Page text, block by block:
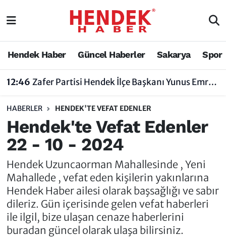
Hendek Haber Güncel Haberler Sakarya Spor
12:46 Zafer Partisi Hendek İlçe Başkanı Yunus Emre Uzun'dan Tartışma Yaratan Açıklamaya Tepki
HABERLER HENDEK'TE VEFAT EDENLER
Hendek'te Vefat Edenler
22 - 10 - 2024
Hendek Uzuncaorman Mahallesinde , Yeni
Mahallede , vefat eden kişilerin yakınlarına
Hendek Haber ailesi olarak başsağlığı ve sabır
dileriz. Gün içerisinde gelen vefat haberleri
ile ilgil, bize ulaşan cenaze haberlerini
buradan güncel olarak ulaşa bilirsiniz.
Hendek Haber
Nöbetçi Eczaneler
Vefat Edenler
Hendek Haber
Hakkında
Hendek Haber Reklam Servisi
Künye
İletişim
Sakarya Nöbetçi Eczaneler
Sakarya Trafik Yoğunluk Haritası
Tüm Manşetler
Son Dakika Haberleri
Haber Arşivi